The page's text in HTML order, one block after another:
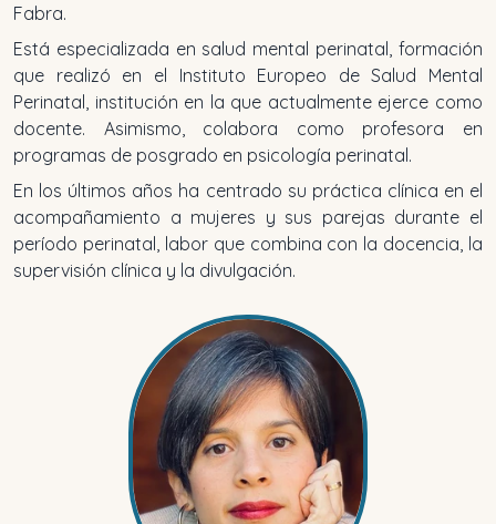
Fabra.
Está especializada en salud mental perinatal, formación
que realizó en el Instituto Europeo de Salud Mental
Perinatal, institución en la que actualmente ejerce como
docente. Asimismo, colabora como profesora en
programas de posgrado en psicología perinatal.
En los últimos años ha centrado su práctica clínica en el
acompañamiento a mujeres y sus parejas durante el
período perinatal, labor que combina con la docencia, la
supervisión clínica y la divulgación.